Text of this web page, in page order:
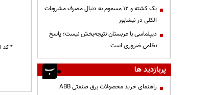
* کد
یک کشته و ۱۲ مسموم به دنبال مصرف مشروبات
الکلی در نیشابور
دیپلماسی با عربستان نتیجه‌بخش نیست؛ پاسخ
نظامی ضروری است
پربازدید ها
راهنمای خرید محصولات برق صنعتی ABB